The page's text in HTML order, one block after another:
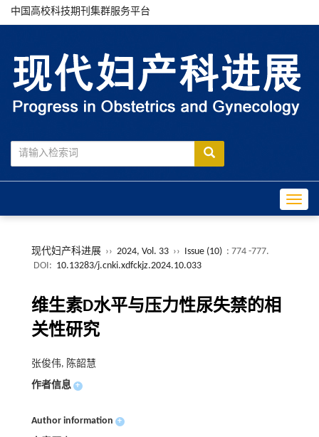
中国高校科技期刊集群服务平台
现代妇产科进展 ›› 2024, Vol. 33 ›› Issue (10) : 774 -777.
DOI: 10.13283/j.cnki.xdfckjz.2024.10.033
维生素D水平与压力性尿失禁的相
关性研究
张俊伟, 陈韶慧
作者信息 +
Author information +